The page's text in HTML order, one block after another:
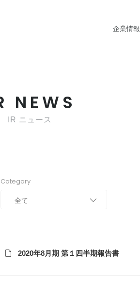
企業情報
NEWS
IR ニュース
Category
全て
2020年8月期 第１四半期報告書